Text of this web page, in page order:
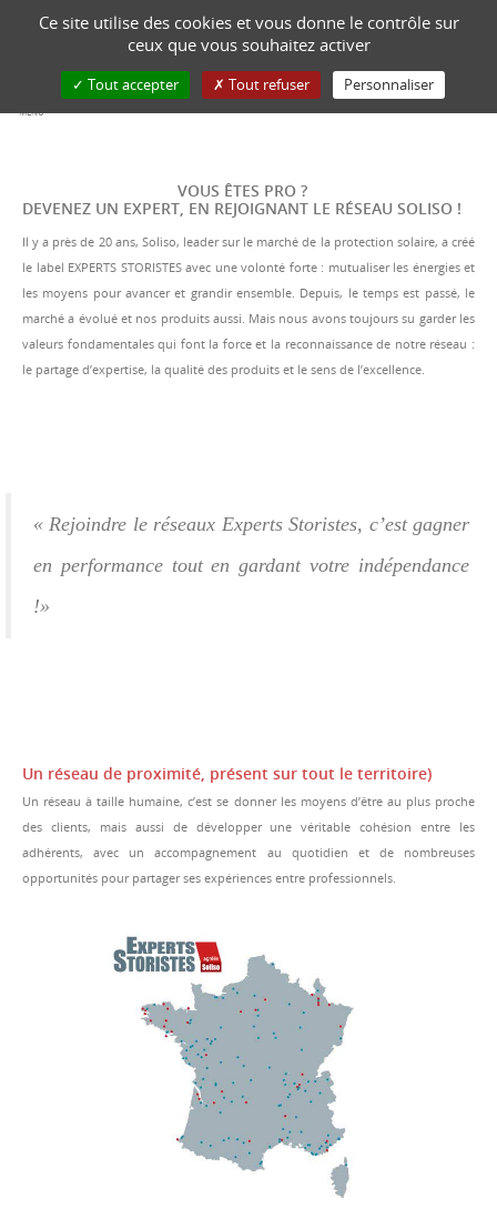
NOUS CONTACTER
MENU
VOUS ÊTES PRO ?
DEVENEZ UN EXPERT, EN REJOIGNANT LE RÉSEAU SOLISO !
Il y a près de 20 ans, Soliso, leader sur le marché de la protection solaire, a créé
le label EXPERTS STORISTES avec une volonté forte : mutualiser les énergies et
les moyens pour avancer et grandir ensemble. Depuis, le temps est passé, le
marché a évolué et nos produits aussi. Mais nous avons toujours su garder les
valeurs fondamentales qui font la force et la reconnaissance de notre réseau :
le partage d’expertise, la qualité des produits et le sens de l’excellence.
« Rejoindre le réseaux Experts Storistes, c’est gagner
en performance tout en gardant votre indépendance
!»
Un réseau de proximité, présent sur tout le territoire)
Un réseau à taille humaine, c’est se donner les moyens d’être au plus proche
des clients, mais aussi de développer une véritable cohésion entre les
adhérents, avec un accompagnement au quotidien et de nombreuses
opportunités pour partager ses expériences entre professionnels.
Ce site utilise des cookies et vous donne le contrôle sur
ceux que vous souhaitez activer
Tout accepter Tout refuser Personnaliser